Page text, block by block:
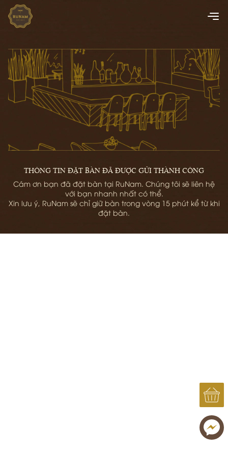
THÔNG TIN ĐẶT BÀN ĐÃ ĐƯỢC GỬI THÀNH CÔNG
Cám ơn bạn đã đặt bàn tại RuNam. Chúng tôi sẽ liên hệ
với bạn nhanh nhất có thể.
Xin lưu ý, RuNam sẽ chỉ giữ bàn trong vòng 15 phút kể từ khi
đặt bàn.